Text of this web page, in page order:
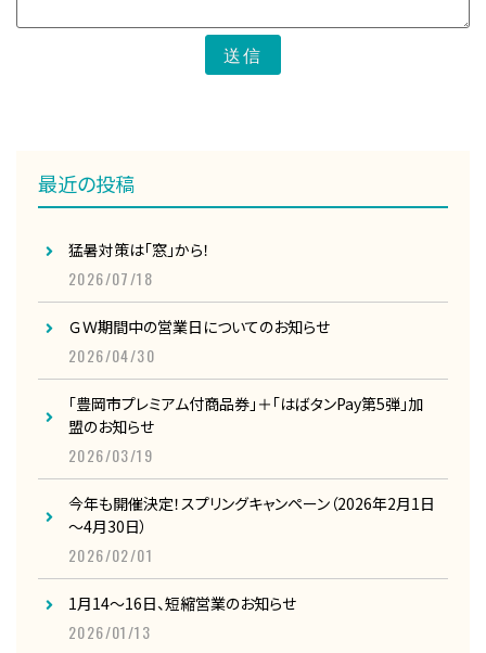
送信
最近の投稿
猛暑対策は「窓」から！
2026/07/18
ＧＷ期間中の営業日についてのお知らせ
2026/04/30
「豊岡市プレミアム付商品券」＋「はばタンPay第5弾」加
盟のお知らせ
2026/03/19
今年も開催決定！スプリングキャンペーン（2026年2月1日
～4月30日）
2026/02/01
1月14～16日、短縮営業のお知らせ
2026/01/13